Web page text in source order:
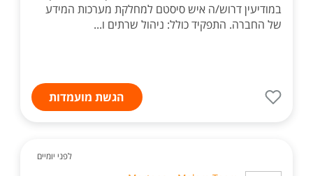
במודיעין דרוש/ה איש סיסטם למחלקת מערכות המידע
של החברה. התפקיד כולל: ניהול שרתים ו...
הגשת מועמדות
לפני יומיים